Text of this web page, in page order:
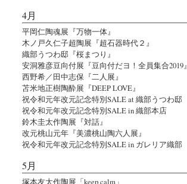
4月
平岡仁陶魂展『万物一体』
木ノ戸久仁子超陶展『超石器時代２』
織部うつわ邸『桜まつり』
安洞雅彦豆向付展『豆向付だヨ！全員集合2019』
西野希／田中志保『二人展』
苫米地正樹陶酔展『DEEP LOVE』
祝令和元年改元記念特別SALE at 織部うつわ邸
祝令和元年改元記念特別SALE in 織部本店
鈴木圭太作陶展『対話』
改元桃山元年『美濃桃山陶六人展』
祝令和元年改元記念特別SALE in ガレリア織部
5月
塚本友太作陶展「keep calm」